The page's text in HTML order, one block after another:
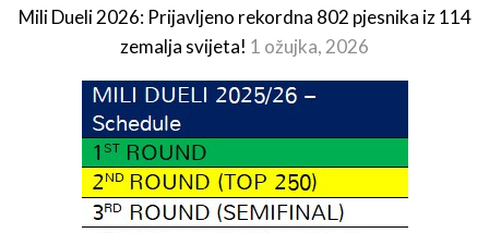
Mili Dueli 2026: Prijavljeno rekordna 802 pjesnika iz 114
zemalja svijeta! 1 ožujka, 2026